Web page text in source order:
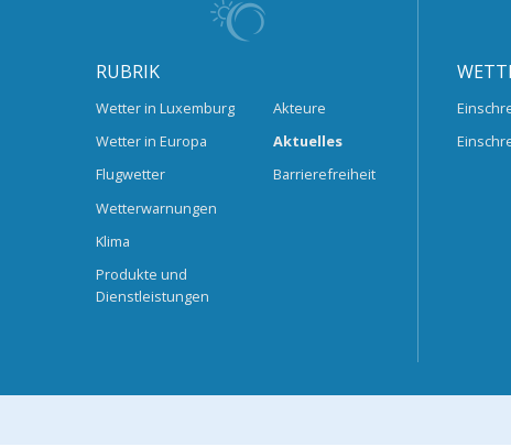
RUBRIK
Wetter in Luxemburg
Wetter in Europa
Flugwetter
Wetterwarnungen
Klima
Produkte und
Dienstleistungen
Akteure
Aktuelles
Barrierefreiheit